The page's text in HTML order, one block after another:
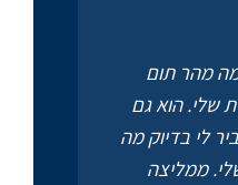
מהר תום
שלי. הוא גם
לי בדיוק מה
ממליצה